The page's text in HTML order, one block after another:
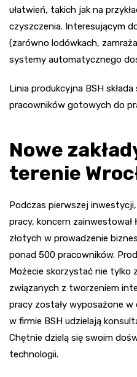
ułatwień, takich jak na
czyszczenia. Interesującym
(zarówno lodówkach,
systemy automatycznego
Linia produkcyjna BSH
pracowników gotowych do
Nowe
terenie
Podczas pierwszej
pracy, koncern zainwestował
złotych w prowadzenie
ponad 500 pracowników.
Możecie skorzystać nie tylko
związanych z tworzeniem
pracy zostały wyposażone w
w firmie BSH udzielają
Chętnie dzielą się swoim
technologii.